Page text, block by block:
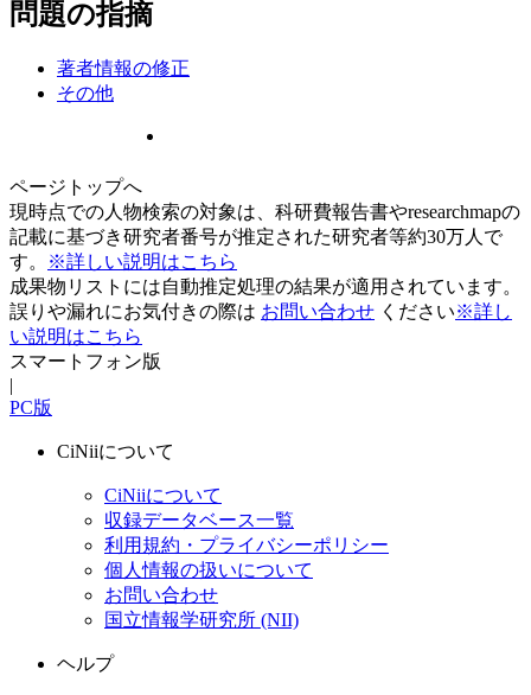
問題の指摘
著者情報の修正
その他
ページトップへ
現時点での人物検索の対象は、科研費報告書やresearchmapの
記載に基づき研究者番号が推定された研究者等約30万人で
す。
※詳しい説明はこちら
成果物リストには自動推定処理の結果が適用されています。
誤りや漏れにお気付きの際は お問い合わせ ください※詳し
い説明はこちら
スマートフォン版
|
PC版
CiNiiについて
CiNiiについて
収録データベース一覧
利用規約・プライバシーポリシー
個人情報の扱いについて
お問い合わせ
国立情報学研究所 (NII)
ヘルプ